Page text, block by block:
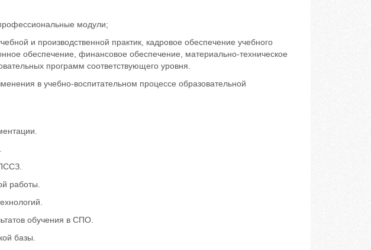
модули;
и производственной практик, кадровое обеспечение учебного
обеспечение, финансовое обеспечение, материально-техническое
программ соответствующего уровня.
в учебно-воспитательном процессе образовательной
работы.
обучения в СПО.
базы.